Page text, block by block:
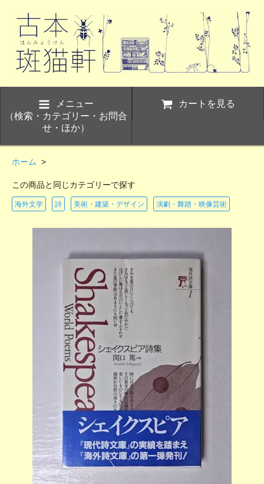
メニュー
（検索・カテゴリー・お問合
せ・ほか）
カートを見る
ホーム >
この商品と同じカテゴリーで探す
海外文学 詩 美術・建築・デザイン 演劇・舞踏・映像芸術